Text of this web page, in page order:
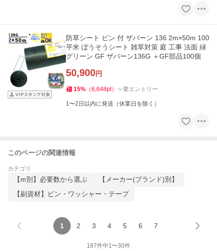
防草シート ピン 付 ザバーン 136 2m×50m 100
平米 ぼうそうシート 雑草対策 庭 工事 法面 緑
グリーン GF ザバーン136G ＋GF部品100個
50,900円
15% （6,648pt） 要エントリー
1〜2日以内に発送（休業日を除く）
このページの関連情報
カテゴリ
【m別】必要数から選ぶ
【メーカー(ブランド)別】
【副資材】ピン・ワッシャー・テープ
1 2 3 4 5 6 7
187件中1〜30件